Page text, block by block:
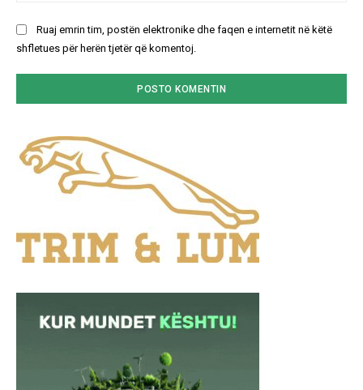
Ruaj emrin tim, postën elektronike dhe faqen e internetit në këtë
shfletues për herën tjetër që komentoj.